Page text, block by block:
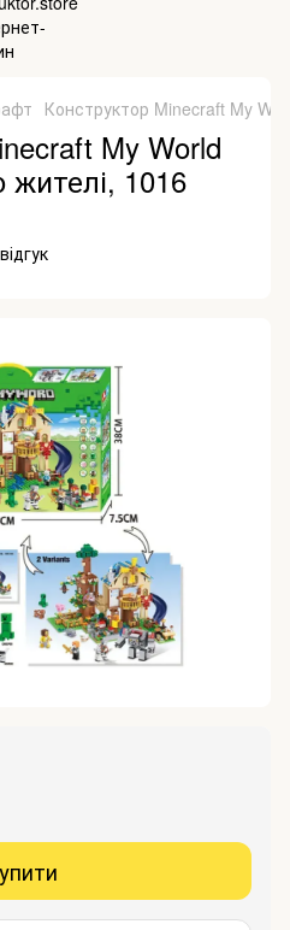
Конструктор Minecraft My
My World
1016